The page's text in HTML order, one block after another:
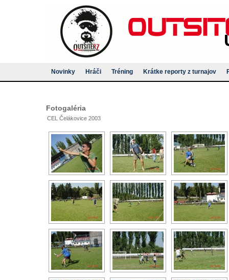
Novinky Hráči Tréning Krátke reporty z turnajov
Fotogaléria
CEL Čelákovice 2003